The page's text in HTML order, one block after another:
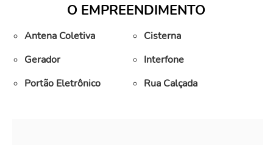
O EMPREENDIMENTO
Antena Coletiva
Cisterna
Gerador
Interfone
Portão Eletrônico
Rua Calçada